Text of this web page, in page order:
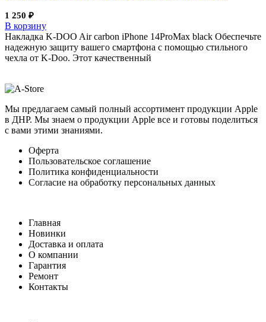
1 250 ₽
В корзину
Накладка K-DOO Air carbon iPhone 14ProMax black Обеспечьте
надежную защиту вашего смартфона с помощью стильного
чехла от K-Doo. Этот качественный
Мы предлагаем самый полный ассортимент продукции Apple
в ДНР. Мы знаем о продукции Apple все и готовы поделиться
с вами этими знаниями.
Оферта
Пользовательское соглашение
Политика конфиденциальности
Согласие на обработку персональных данных
Главная
Новинки
Доставка и оплата
О компании
Гарантия
Ремонт
Контакты